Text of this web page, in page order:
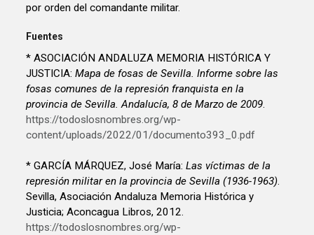
por orden del comandante militar.
Fuentes
* ASOCIACIÓN ANDALUZA MEMORIA HISTÓRICA Y
JUSTICIA:Mapa de fosas de Sevilla. Informe sobre las
fosas comunes de la represión franquista en la
provincia de Sevilla. Andalucía, 8 de Marzo de 2009.
https://todoslosnombres.org/wp-
content/uploads/2022/01/documento393_0.pdf
* GARCÍA MÁRQUEZ, José María:Las víctimas de la
represión militar en la provincia de Sevilla (1936-1963).
Sevilla, Asociación Andaluza Memoria Histórica y
Justicia; Aconcagua Libros, 2012.
https://todoslosnombres.org/wp-